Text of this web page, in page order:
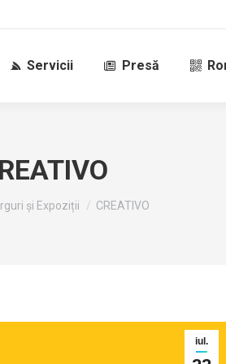
Servicii Presă
și Expoziții CREATIVO
iul.